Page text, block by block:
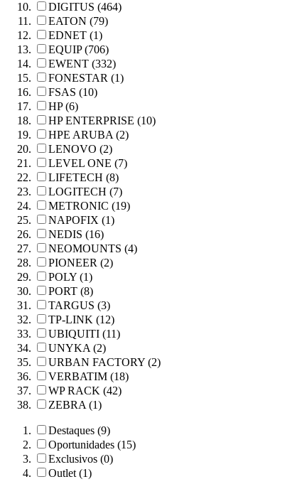
DIGITUS (464)
EATON (79)
EDNET (1)
EQUIP (706)
EWENT (332)
FONESTAR (1)
FSAS (10)
HP (6)
HP ENTERPRISE (10)
HPE ARUBA (2)
LENOVO (2)
LEVEL ONE (7)
LIFETECH (8)
LOGITECH (7)
METRONIC (19)
NAPOFIX (1)
NEDIS (16)
NEOMOUNTS (4)
PIONEER (2)
POLY (1)
PORT (8)
TARGUS (3)
TP-LINK (12)
UBIQUITI (11)
UNYKA (2)
URBAN FACTORY (2)
VERBATIM (18)
WP RACK (42)
ZEBRA (1)
Destaques (9)
Oportunidades (15)
Exclusivos (0)
Outlet (1)